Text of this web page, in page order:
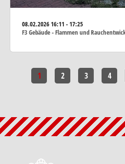
08.02.202616:11 - 17:25
F3 Gebäude - Flammen und
1 2 3 4